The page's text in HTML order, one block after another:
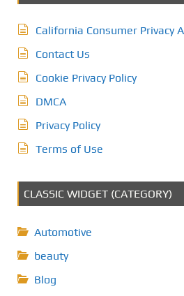
California Consumer Privacy
Contact Us
Cookie Privacy Policy
DMCA
Privacy Policy
Terms of Use
CLASSIC WIDGET (CATEGORY)
Automotive
beauty
Blog